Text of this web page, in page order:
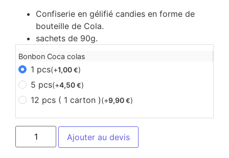
Confiserie en gélifié candies en forme de
bouteille de Cola.
sachets de 90g.
Bonbon Coca colas
1 pcs(+1,00 €)
5 pcs(+4,50 €)
12 pcs ( 1 carton )(+9,90 €)
Ajouter au devis